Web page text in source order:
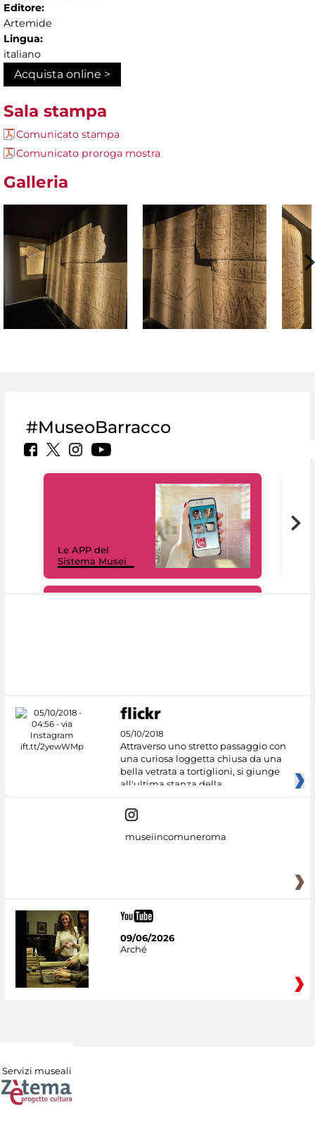
Editore:
Artemide
Lingua:
italiano
Acquista online >
Sala stampa
Comunicato stampa
Comunicato proroga mostra
Galleria
#MuseoBarracco
Le APP del
Sistema Musei
05/10/2018
Attraverso uno stretto passaggio con
una curiosa loggetta chiusa da una
bella vetrata a tortiglioni, si giunge
all'ultima stanza della
museiincomuneroma
09/06/2026
Arché
Servizi museali